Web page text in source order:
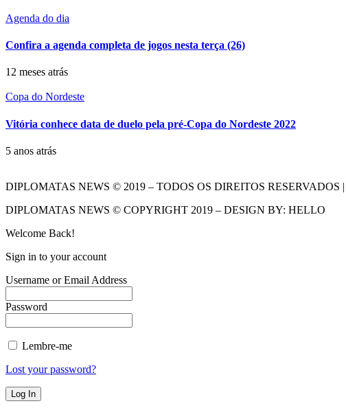
Agenda do dia
Confira a agenda completa de jogos nesta terça (26)
12 meses atrás
Copa do Nordeste
Vitória conhece data de duelo pela pré-Copa do Nordeste 2022
5 anos atrás
DIPLOMATAS NEWS © 2019 – TODOS OS DIREITOS RESERVADOS |
DIPLOMATAS NEWS © COPYRIGHT 2019 – DESIGN BY: HELLO
Welcome Back!
Sign in to your account
Username or Email Address
Password
Lembre-me
Lost your password?